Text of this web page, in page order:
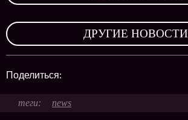
ДРУГИЕ НОВОСТИ
Поделиться:
news